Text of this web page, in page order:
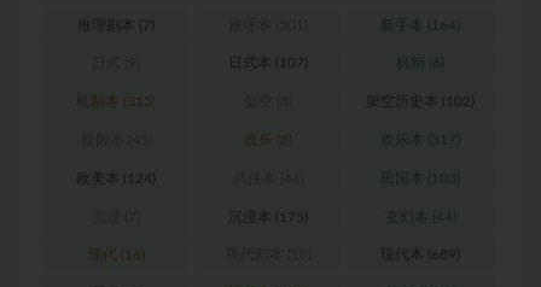
推理剧本 (7) 新手本 (164)
日式本 (107) 机制 (6)
机制本 (313) 架空历史本 (102)
欢乐 (8) 欢乐本 (317)
欧美本 (124) 民国本 (103)
沉浸本 (175) 玄幻本 (44)
现代 (16) 现代本 (689)